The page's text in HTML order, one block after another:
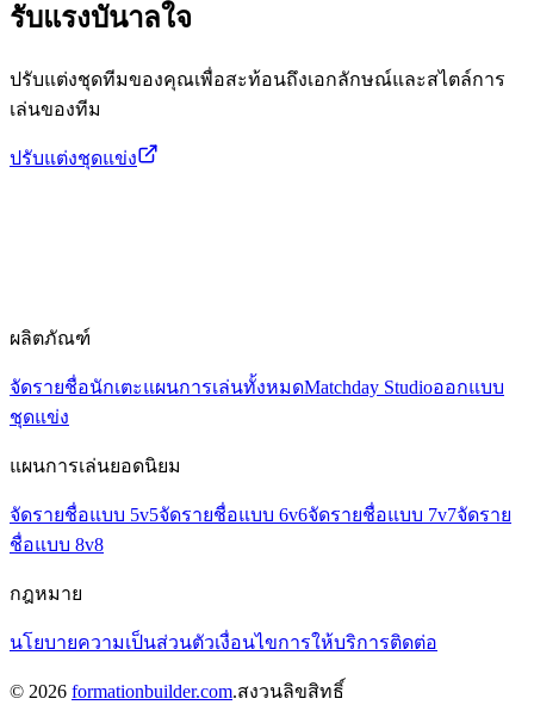
รับแรงบันาลใจ
ปรับแต่งชุดทีมของคุณเพื่อสะท้อนถึงเอกลักษณ์และสไตล์การ
เล่นของทีม
ปรับแต่งชุดแข่ง
ผลิตภัณฑ์
จัดรายชื่อนักเตะแผนการเล่นทั้งหมดMatchday Studioออกแบบ
ชุดแข่ง
แผนการเล่นยอดนิยม
จัดรายชื่อแบบ 5v5จัดรายชื่อแบบ 6v6จัดรายชื่อแบบ 7v7จัดราย
ชื่อแบบ 8v8
กฎหมาย
นโยบายความเป็นส่วนตัวเงื่อนไขการให้บริการติดต่อ
© 2026 formationbuilder.com.สงวนลิขสิทธิ์